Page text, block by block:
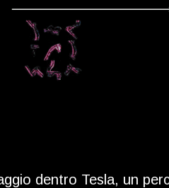
dentro Tesla, un